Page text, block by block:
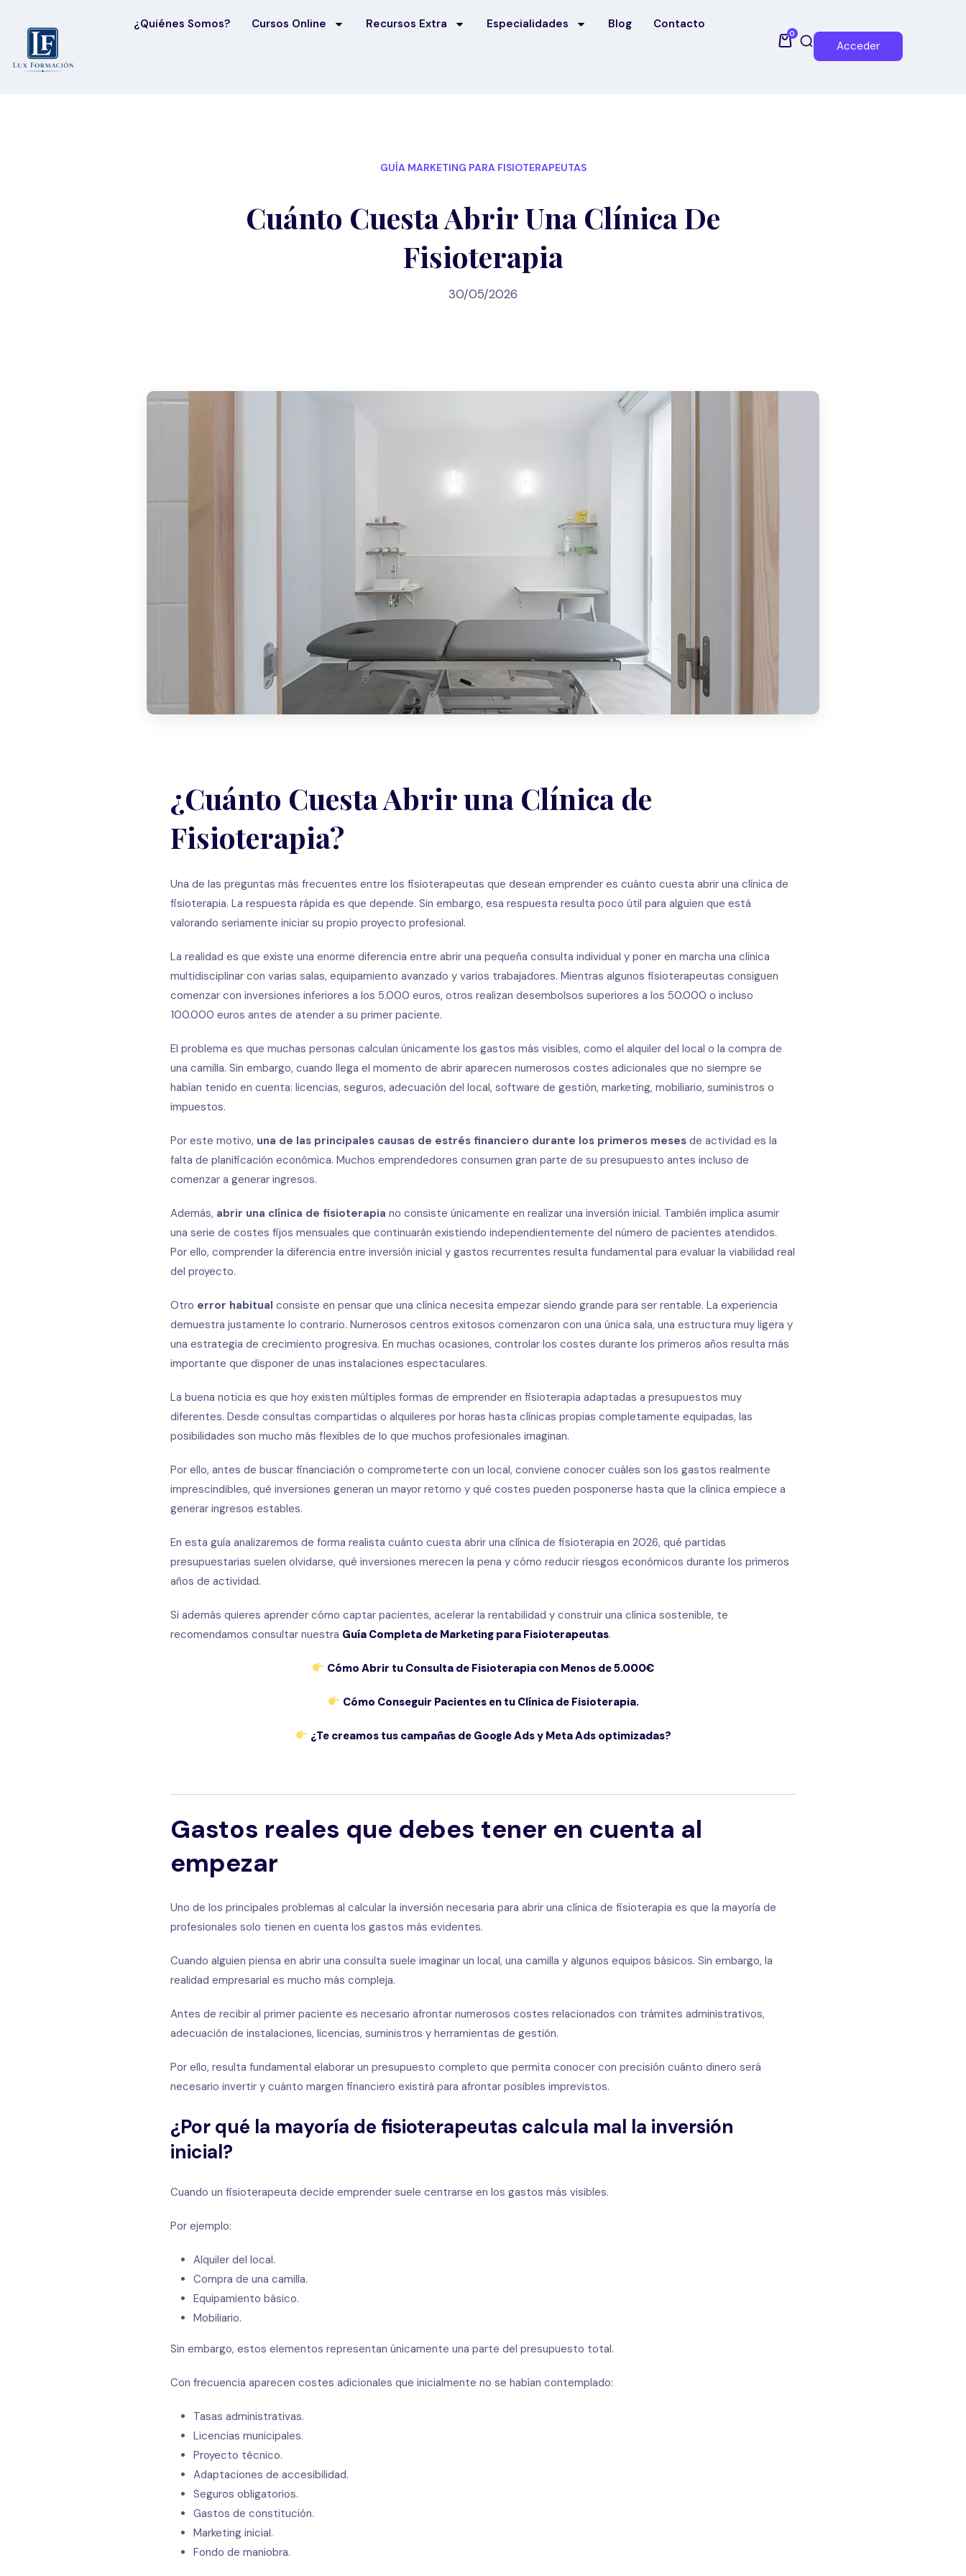
¿Quiénes Somos? Cursos Online Recursos Extra Especialidades Blog Contacto
0
Acceder
GUÍA MARKETING PARA FISIOTERAPEUTAS
Cuánto Cuesta Abrir Una Clínica De
Fisioterapia
30/05/2026
¿Cuánto Cuesta Abrir una Clínica de
Fisioterapia?
Una de las preguntas más frecuentes entre los fisioterapeutas que desean emprender es cuánto cuesta abrir una clínica de
fisioterapia. La respuesta rápida es que depende. Sin embargo, esa respuesta resulta poco útil para alguien que está
valorando seriamente iniciar su propio proyecto profesional.
La realidad es que existe una enorme diferencia entre abrir una pequeña consulta individual y poner en marcha una clínica
multidisciplinar con varias salas, equipamiento avanzado y varios trabajadores. Mientras algunos fisioterapeutas consiguen
comenzar con inversiones inferiores a los 5.000 euros, otros realizan desembolsos superiores a los 50.000 o incluso
100.000 euros antes de atender a su primer paciente.
El problema es que muchas personas calculan únicamente los gastos más visibles, como el alquiler del local o la compra de
una camilla. Sin embargo, cuando llega el momento de abrir aparecen numerosos costes adicionales que no siempre se
habían tenido en cuenta: licencias, seguros, adecuación del local, software de gestión, marketing, mobiliario, suministros o
impuestos.
Por este motivo, una de las principales causas de estrés financiero durante los primeros meses de actividad es la
falta de planificación económica. Muchos emprendedores consumen gran parte de su presupuesto antes incluso de
comenzar a generar ingresos.
Además, abrir una clínica de fisioterapia no consiste únicamente en realizar una inversión inicial. También implica asumir
una serie de costes fijos mensuales que continuarán existiendo independientemente del número de pacientes atendidos.
Por ello, comprender la diferencia entre inversión inicial y gastos recurrentes resulta fundamental para evaluar la viabilidad real
del proyecto.
Otro error habitual consiste en pensar que una clínica necesita empezar siendo grande para ser rentable. La experiencia
demuestra justamente lo contrario. Numerosos centros exitosos comenzaron con una única sala, una estructura muy ligera y
una estrategia de crecimiento progresiva. En muchas ocasiones, controlar los costes durante los primeros años resulta más
importante que disponer de unas instalaciones espectaculares.
La buena noticia es que hoy existen múltiples formas de emprender en fisioterapia adaptadas a presupuestos muy
diferentes. Desde consultas compartidas o alquileres por horas hasta clínicas propias completamente equipadas, las
posibilidades son mucho más flexibles de lo que muchos profesionales imaginan.
Por ello, antes de buscar financiación o comprometerte con un local, conviene conocer cuáles son los gastos realmente
imprescindibles, qué inversiones generan un mayor retorno y qué costes pueden posponerse hasta que la clínica empiece a
generar ingresos estables.
En esta guía analizaremos de forma realista cuánto cuesta abrir una clínica de fisioterapia en 2026, qué partidas
presupuestarias suelen olvidarse, qué inversiones merecen la pena y cómo reducir riesgos económicos durante los primeros
años de actividad.
Si además quieres aprender cómo captar pacientes, acelerar la rentabilidad y construir una clínica sostenible, te
recomendamos consultar nuestra Guía Completa de Marketing para Fisioterapeutas.
Cómo Abrir tu Consulta de Fisioterapia con Menos de 5.000€
Cómo Conseguir Pacientes en tu Clínica de Fisioterapia.
¿Te creamos tus campañas de Google Ads y Meta Ads optimizadas?
Gastos reales que debes tener en cuenta al
empezar
Uno de los principales problemas al calcular la inversión necesaria para abrir una clínica de fisioterapia es que la mayoría de
profesionales solo tienen en cuenta los gastos más evidentes.
Cuando alguien piensa en abrir una consulta suele imaginar un local, una camilla y algunos equipos básicos. Sin embargo, la
realidad empresarial es mucho más compleja.
Antes de recibir al primer paciente es necesario afrontar numerosos costes relacionados con trámites administrativos,
adecuación de instalaciones, licencias, suministros y herramientas de gestión.
Por ello, resulta fundamental elaborar un presupuesto completo que permita conocer con precisión cuánto dinero será
necesario invertir y cuánto margen financiero existirá para afrontar posibles imprevistos.
¿Por qué la mayoría de fisioterapeutas calcula mal la inversión
inicial?
Cuando un fisioterapeuta decide emprender suele centrarse en los gastos más visibles.
Por ejemplo:
Alquiler del local.
Compra de una camilla.
Equipamiento básico.
Mobiliario.
Sin embargo, estos elementos representan únicamente una parte del presupuesto total.
Con frecuencia aparecen costes adicionales que inicialmente no se habían contemplado:
Tasas administrativas.
Licencias municipales.
Proyecto técnico.
Adaptaciones de accesibilidad.
Seguros obligatorios.
Gastos de constitución.
Marketing inicial.
Fondo de maniobra.